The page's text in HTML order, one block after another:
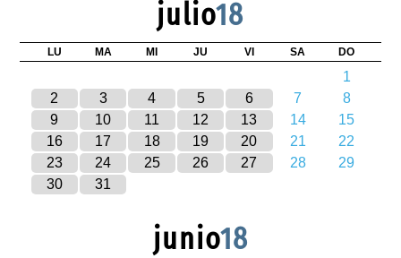
julio18
LU MA MI JU VI SA DO
1
2
3 4 5 6 7
8
9
10 11 12 13 14
15
16
17 18 19 20 21
22
23
24 25 26 27 28
29
30
31
junio18